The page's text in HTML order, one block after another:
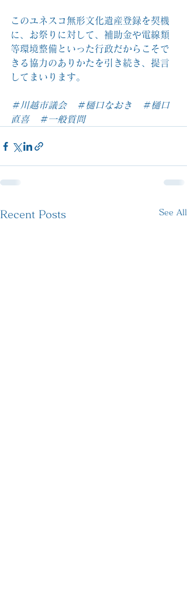
このユネスコ無形文化遺産登録を契機
に、お祭りに対して、補助金や電線類
等環境整備といった行政だからこそで
きる協力のありかたを引き続き、提言
してまいります。
＃川越市議会　＃樋口なおき　＃樋口
直喜　＃一般質問
Recent Posts See All